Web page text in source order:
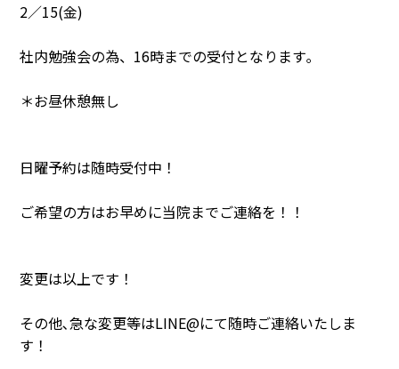
2／15(金)
社内勉強会の為、16時までの受付となります｡
＊お昼休憩無し
日曜予約は随時受付中！
ご希望の方はお早めに当院までご連絡を！！
変更は以上です！
その他､急な変更等はLINE@にて随時ご連絡いたしま
す！